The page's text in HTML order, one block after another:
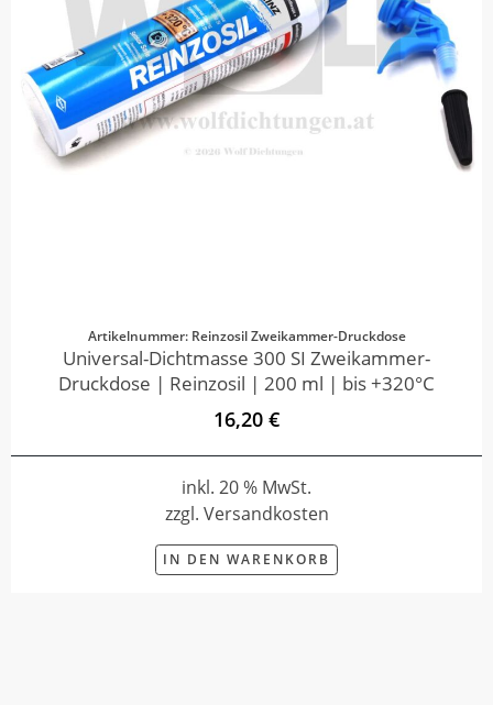
Artikelnummer: Reinzosil Zweikammer-Druckdose
Universal-Dichtmasse 300 SI Zweikammer-
Druckdose | Reinzosil | 200 ml | bis +320°C
16,20 €
inkl. 20 % MwSt.
zzgl. Versandkosten
IN DEN WARENKORB